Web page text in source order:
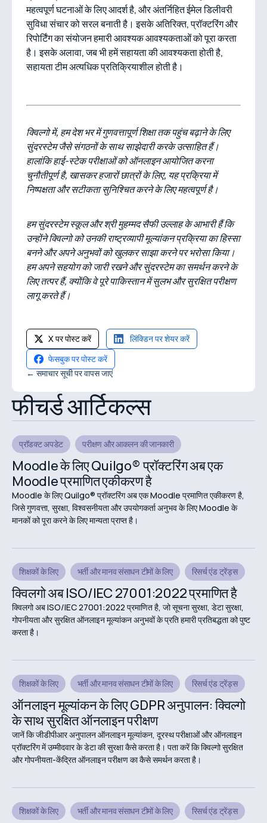
महत्वपूर्ण घटनाओं के लिए आदर्श है, और अंतर्निहित ईमेल डिलीवरी
सुविधा संचार को सरल बनाती है। इसके अतिरिक्त, प्रॉक्टरिंग और
रिपोर्टिंग का संयोजन हमारी आवश्यक आवश्यकताओं को पूरा करता
है। इसके अलावा, जब भी हमें सहायता की आवश्यकता होती है,
सहायता टीम अत्यधिक प्रतिक्रियाशील होती है।
क्विल्गो में, हम देश भर में गुणवत्तापूर्ण शिक्षा तक पहुंच बढ़ाने के लिए
सुंदरस्टेम जैसे संगठनों के साथ साझेदारी करके उत्साहित हैं।
हालांकि हाई-स्टेक परीक्षाओं को ऑनलाइन आयोजित करना
चुनौतीपूर्ण है, खासकर हजारों छात्रों के लिए, यह प्रक्रिया में
निष्पक्षता और सटीकता सुनिश्चित करने के लिए महत्वपूर्ण है।
हम सुंदरस्टेम स्कूल और श्री मुहम्मद सैफी उल्लाह के आभारी हैं कि
उन्होंने क्विल्गो को उनकी राष्ट्रव्यापी मूल्यांकन प्रक्रिया का हिस्सा
बनने और अपने अनुभवों को खुलकर साझा करने पर भरोसा किया।
हम अपने सहयोग को जारी रखने और सुंदरस्टेम का समर्थन करने के
लिए तत्पर हैं, क्योंकि वे पूरे पाकिस्तान में सुलभ और सुरक्षित परीक्षण
लागू करते हैं।
X पर पोस्ट करें
लिंक्डिन पर शेयर करें
फेसबुक पर पोस्ट करें
← समाचार सूची पर वापस जाएं
फीचर्ड आर्टिकल्स
प्रॉडक्ट अपडेट परीक्षण और आकलन की जानकारी
Moodle के लिए Quilgo® प्रॉक्टरिंग अब एक
Moodle प्रमाणित एकीकरण है
Moodle के लिए Quilgo® प्रॉक्टरिंग अब एक Moodle प्रमाणित एकीकरण है,
जिसे गुणवत्ता, सुरक्षा, विश्वसनीयता और उपयोगकर्ता अनुभव के लिए Moodle के
मानकों को पूरा करने के लिए मान्यता प्राप्त है।
शिक्षकों के लिए भर्ती और मानव संसाधन टीमों के लिए रिसर्च एंड ट्रेंड्स
क्विलगो अब ISO/IEC 27001:2022 प्रमाणित है
क्विलगो अब ISO/IEC 27001:2022 प्रमाणित है, जो सूचना सुरक्षा, डेटा सुरक्षा,
गोपनीयता और सुरक्षित ऑनलाइन मूल्यांकन अनुभवों के प्रति हमारी प्रतिबद्धता को पुष्ट
करता है।
शिक्षकों के लिए भर्ती और मानव संसाधन टीमों के लिए रिसर्च एंड ट्रेंड्स
ऑनलाइन मूल्यांकन के लिए GDPR अनुपालन: क्विल्गो
के साथ सुरक्षित ऑनलाइन परीक्षण
जानें कि जीडीपीआर अनुपालन ऑनलाइन मूल्यांकन, दूरस्थ परीक्षाओं और ऑनलाइन
प्रॉक्टरिंग में उम्मीदवार के डेटा की सुरक्षा कैसे करता है। पता करें कि क्विल्गो सुरक्षित
और गोपनीयता-केंद्रित ऑनलाइन परीक्षण का कैसे समर्थन करता है।
शिक्षकों के लिए भर्ती और मानव संसाधन टीमों के लिए रिसर्च एंड ट्रेंड्स